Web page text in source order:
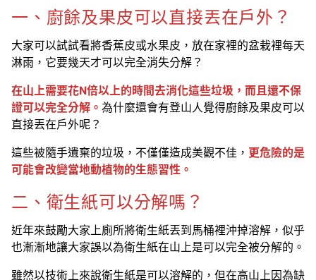
一、廚餘及果皮可以直接丟在戶外？
大家可以試試看將香蕉皮或水果皮，放在家裡的盆栽裡每天
淋雨，它要幾天才可以完全消失分解？
在山上需要花N倍以上的時間去消化這些垃圾，而且還不保
證可以完全分解。 為什麼還會有登山人覺得廚餘及果皮可以
直接丟在戶外呢？
這些被隨手遺棄的垃圾，不僅僅造成美觀不佳， 更危險的是
可能會改變當地動植物的生態習性。
二、衛生紙可以分解嗎？
近年來鼓勵大家上廁所將衛生紙丟到馬桶裡沖掉溶解，似乎
也漸漸地讓大家誤以為衛生紙在山上是可以完全被分解的。
雖然以技術上來說衛生紙是可以溶解的，但在高山上因為缺